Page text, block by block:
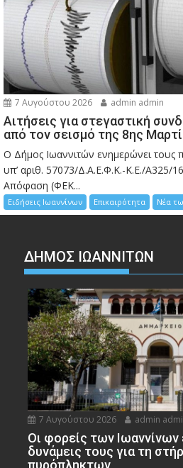
7 Αυγούστου 2026 admin admin
Αιτήσεις για στεγαστική
από τον σεισμό της 8ης
Ο Δήμος Ιωαννιτών ενημερώνει τους
υπ’ αριθ. 57073/Δ.Α.Ε.Φ.Κ.-Κ.Ε./Α325/
Απόφαση (ΦΕΚ...
Ειδήσεις Ιωαννίνων Επικαιρότητα Νέα
ΔΗΜΟΣ ΙΩΑΝΝΙΤΩΝ
7 Αυγούστου 2026 admin
Οι φορείς των Ιωαννίνων
δυνάμεις τους για τη
πυρόπληκτων